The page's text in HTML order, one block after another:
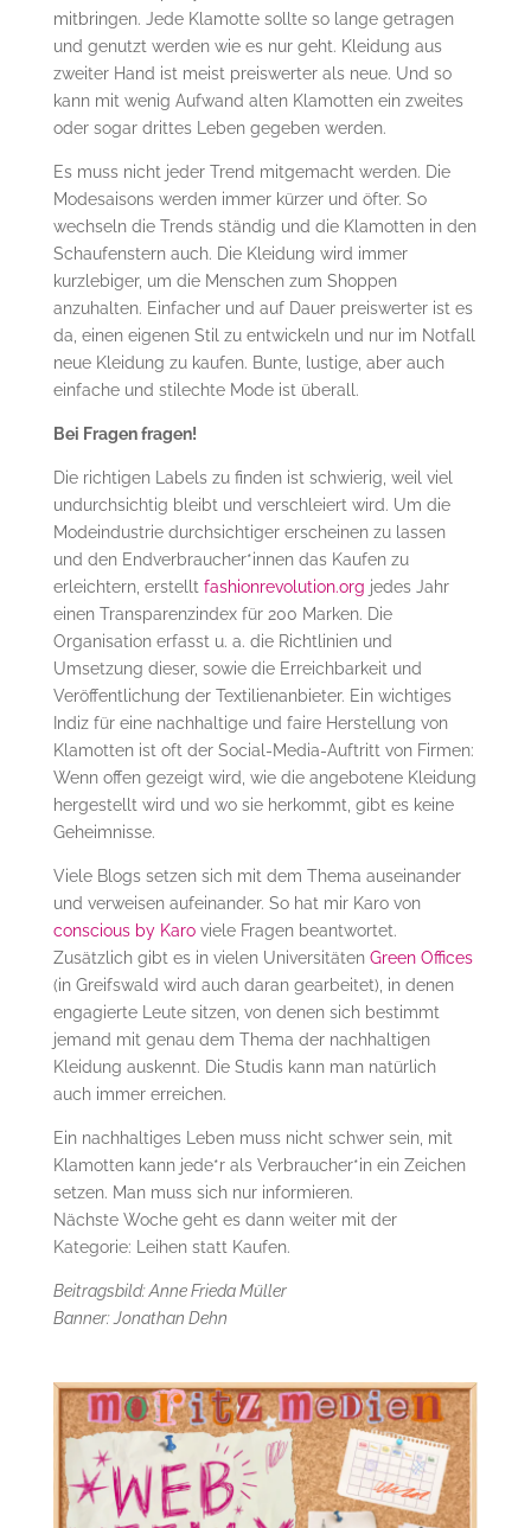
mitbringen. Jede Klamotte sollte so lange getragen
und genutzt werden wie es nur geht. Kleidung aus
zweiter Hand ist meist preiswerter als neue. Und so
kann mit wenig Aufwand alten Klamotten ein zweites
oder sogar drittes Leben gegeben werden.
Es muss nicht jeder Trend mitgemacht werden. Die
Modesaisons werden immer kürzer und öfter. So
wechseln die Trends ständig und die Klamotten in den
Schaufenstern auch. Die Kleidung wird immer
kurzlebiger, um die Menschen zum Shoppen
anzuhalten. Einfacher und auf Dauer preiswerter ist es
da, einen eigenen Stil zu entwickeln und nur im Notfall
neue Kleidung zu kaufen. Bunte, lustige, aber auch
einfache und stilechte Mode ist überall.
Bei Fragen fragen!
Die richtigen Labels zu finden ist schwierig, weil viel
undurchsichtig bleibt und verschleiert wird. Um die
Modeindustrie durchsichtiger erscheinen zu lassen
und den Endverbraucher*innen das Kaufen zu
erleichtern, erstellt fashionrevolution.org jedes Jahr
einen Transparenzindex für 200 Marken. Die
Organisation erfasst u. a. die Richtlinien und
Umsetzung dieser, sowie die Erreichbarkeit und
Veröffentlichung der Textilienanbieter. Ein wichtiges
Indiz für eine nachhaltige und faire Herstellung von
Klamotten ist oft der Social-Media-Auftritt von Firmen:
Wenn offen gezeigt wird, wie die angebotene Kleidung
hergestellt wird und wo sie herkommt, gibt es keine
Geheimnisse.
Viele Blogs setzen sich mit dem Thema auseinander
und verweisen aufeinander. So hat mir Karo von
conscious by Karoviele Fragen beantwortet.
Zusätzlich gibt es in vielen Universitäten Green Offices
(in Greifswald wird auch daran gearbeitet), in denen
engagierte Leute sitzen, von denen sich bestimmt
jemand mit genau dem Thema der nachhaltigen
Kleidung auskennt. Die Studis kann man natürlich
auch immer erreichen.
Ein nachhaltiges Leben muss nicht schwer sein, mit
Klamotten kann jede*r als Verbraucher*in ein Zeichen
setzen. Man muss sich nur informieren.
Nächste Woche geht es dann weiter mit der
Kategorie: Leihen statt Kaufen.
Beitragsbild: Anne Frieda Müller
Banner: Jonathan Dehn